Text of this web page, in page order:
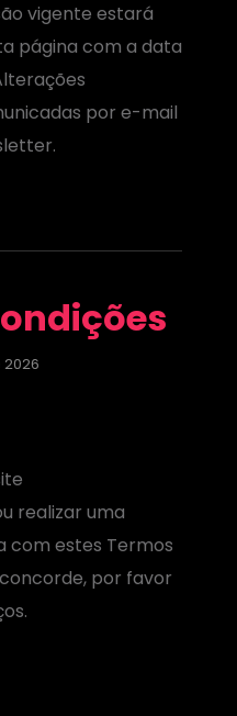
vigente estará
página com a data
por e-mail
realizar uma
com estes Termos
por favor